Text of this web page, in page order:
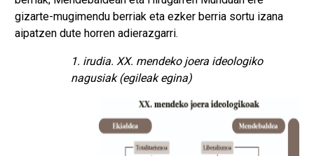
gizarte-mugimendu berriak eta ezker berria sortu izana
aipatzen dute horren adierazgarri.
1. irudia. XX. mendeko joera ideologiko
nagusiak (egileak egina)